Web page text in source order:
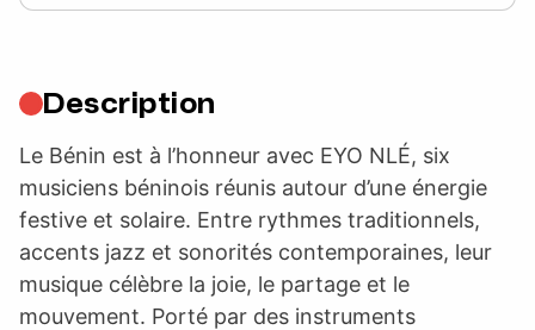
Description
Le Bénin est à l’honneur avec EYO NLÉ, six
musiciens béninois réunis autour d’une énergie
festive et solaire. Entre rythmes traditionnels,
accents jazz et sonorités contemporaines, leur
musique célèbre la joie, le partage et le
mouvement. Porté par des instruments